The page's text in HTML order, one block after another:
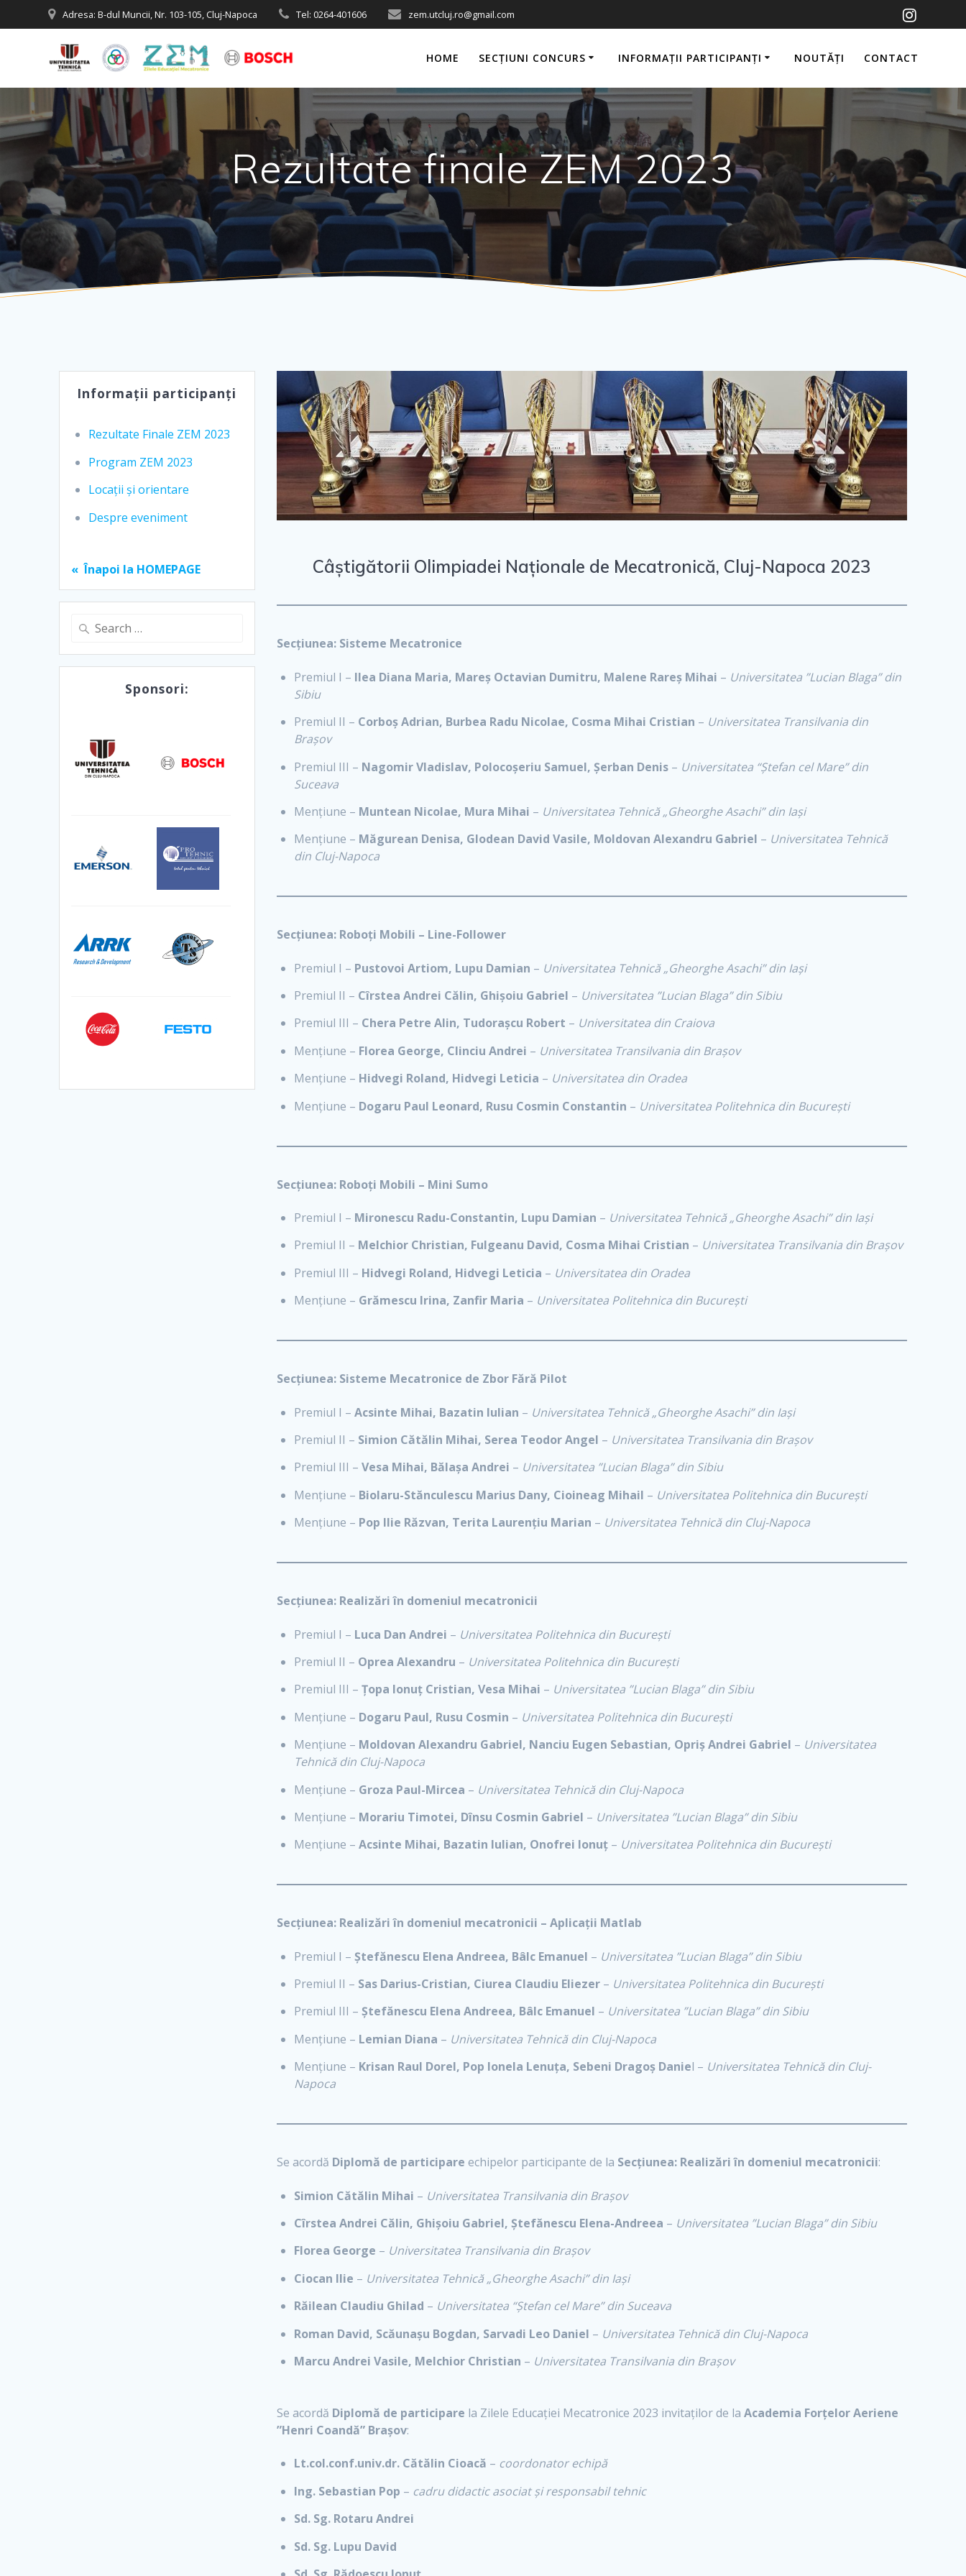
to
Adresa: B-dul Muncii, Nr. 103-105, Cluj-Napoca Tel: 0264-401606 zem.utcluj.ro@gmail.com
HOME SECȚIUNI CONCURS INFORMAȚII PARTICIPANȚI NOUTĂȚI CONTACT
Rezultate finale ZEM 2023
Informații participanți
Rezultate Finale ZEM 2023
Program ZEM 2023
Locații și orientare
Despre eveniment
« Înapoi la HOMEPAGE
Search
Sponsori:
Câștigătorii Olimpiadei Naționale de Mecatronică, Cluj-Napoca 2023
Secțiunea: Sisteme Mecatronice
Premiul I – Ilea Diana Maria, Mareș Octavian Dumitru, Malene Rareș Mihai – Universitatea ”Lucian Blaga” din
Sibiu
Premiul II – Corboș Adrian, Burbea Radu Nicolae, Cosma Mihai Cristian – Universitatea Transilvania din
Brașov
Premiul III – Nagomir Vladislav, Polocoșeriu Samuel, Șerban Denis– Universitatea “Ștefan cel Mare” din
Suceava
Mențiune – Muntean Nicolae, Mura Mihai – Universitatea Tehnică „Gheorghe Asachi” din Iași
Mențiune – Măgurean Denisa, Glodean David Vasile, Moldovan Alexandru Gabriel – Universitatea Tehnică
din Cluj-Napoca
Secțiunea: Roboți Mobili – Line-Follower
Premiul I – Pustovoi Artiom, Lupu Damian – Universitatea Tehnică „Gheorghe Asachi” din Iași
Premiul II – Cîrstea Andrei Călin, Ghișoiu Gabriel – Universitatea ”Lucian Blaga” din Sibiu
Premiul III – Chera Petre Alin, Tudorașcu Robert – Universitatea din Craiova
Mențiune – Florea George, Clinciu Andrei – Universitatea Transilvania din Brașov
Mențiune – Hidvegi Roland, Hidvegi Leticia – Universitatea din Oradea
Mențiune – Dogaru Paul Leonard, Rusu Cosmin Constantin – Universitatea Politehnica din București
Secțiunea: Roboți Mobili – Mini Sumo
Premiul I – Mironescu Radu-Constantin, Lupu Damian – Universitatea Tehnică „Gheorghe Asachi” din Iași
Premiul II – Melchior Christian, Fulgeanu David, Cosma Mihai Cristian – Universitatea Transilvania din Brașov
Premiul III – Hidvegi Roland, Hidvegi Leticia – Universitatea din Oradea
Mențiune – Grămescu Irina, Zanfir Maria – Universitatea Politehnica din București
Secțiunea: Sisteme Mecatronice de Zbor Fără Pilot
Premiul I – Acsinte Mihai, Bazatin Iulian – Universitatea Tehnică „Gheorghe Asachi” din Iași
Premiul II – Simion Cătălin Mihai, Serea Teodor Angel – Universitatea Transilvania din Brașov
Premiul III – Vesa Mihai, Bălașa Andrei – Universitatea ”Lucian Blaga” din Sibiu
Mențiune – Biolaru-Stănculescu Marius Dany, Cioineag Mihail – Universitatea Politehnica din București
Mențiune – Pop Ilie Răzvan, Terita Laurențiu Marian – Universitatea Tehnică din Cluj-Napoca
Secțiunea: Realizări în domeniul mecatronicii
Premiul I – Luca Dan Andrei – Universitatea Politehnica din București
Premiul II – Oprea Alexandru – Universitatea Politehnica din București
Premiul III – Țopa Ionuț Cristian, Vesa Mihai – Universitatea ”Lucian Blaga” din Sibiu
Mențiune – Dogaru Paul, Rusu Cosmin – Universitatea Politehnica din București
Mențiune – Moldovan Alexandru Gabriel, Nanciu Eugen Sebastian, Opriș Andrei Gabriel – Universitatea
Tehnică din Cluj-Napoca
Mențiune – Groza Paul-Mircea – Universitatea Tehnică din Cluj-Napoca
Mențiune – Morariu Timotei, Dînsu Cosmin Gabriel – Universitatea ”Lucian Blaga” din Sibiu
Mențiune – Acsinte Mihai, Bazatin Iulian, Onofrei Ionuț– Universitatea Politehnica din București
Secțiunea: Realizări în domeniul mecatronicii – Aplicații Matlab
Premiul I – Ștefănescu Elena Andreea, Bâlc Emanuel – Universitatea ”Lucian Blaga” din Sibiu
Premiul II – Sas Darius-Cristian, Ciurea Claudiu Eliezer– Universitatea Politehnica din București
Premiul III – Ștefănescu Elena Andreea, Bâlc Emanuel – Universitatea ”Lucian Blaga” din Sibiu
Mențiune – Lemian Diana – Universitatea Tehnică din Cluj-Napoca
Mențiune – Krisan Raul Dorel, Pop Ionela Lenuța, Sebeni Dragoș Daniel – Universitatea Tehnică din Cluj-
Napoca
Se acordă Diplomă de participare echipelor participante de la Secțiunea: Realizări în domeniul mecatronicii:
Simion Cătălin Mihai – Universitatea Transilvania din Brașov
Cîrstea Andrei Călin, Ghișoiu Gabriel, Ștefănescu Elena-Andreea – Universitatea ”Lucian Blaga” din Sibiu
Florea George – Universitatea Transilvania din Brașov
Ciocan Ilie – Universitatea Tehnică „Gheorghe Asachi” din Iași
Răilean Claudiu Ghilad – Universitatea “Ștefan cel Mare” din Suceava
Roman David, Scăunașu Bogdan, Sarvadi Leo Daniel – Universitatea Tehnică din Cluj-Napoca
Marcu Andrei Vasile, Melchior Christian – Universitatea Transilvania din Brașov
Se acordă Diplomă de participare la Zilele Educației Mecatronice 2023 invitaților de la Academia Forțelor Aeriene
”Henri Coandă” Brașov:
Lt.col.conf.univ.dr. Cătălin Cioacă – coordonator echipă
Ing. Sebastian Pop – cadru didactic asociat și responsabil tehnic
Sd. Sg. Rotaru Andrei
Sd. Sg. Lupu David